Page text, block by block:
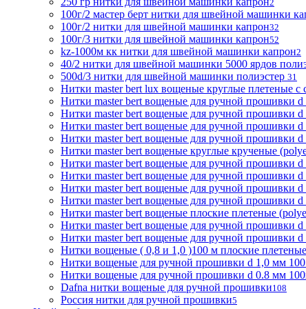
2
100г/2 мастер берт нитки для швейной машинки
100г/2 нитки для швейной машинки капрон32
100г/3 нитки для швейной машинки капрон52
kz-1000м кк нитки для швейной машинки капрон2
40/2 нитки для швейной машинки 5000 ярдов
500d/3 нитки для швейной машинки полиэстер 31
Нитки master bert lux вощеные круглые плетеные
Нитки master bert вощеные для ручной прошивки
Нитки master bert вощеные для ручной прошивки
Нитки master bert вощеные для ручной прошивки
Нитки master bert вощеные для ручной прошивки
Нитки master bert вощеные круглые крученые
Нитки master bert вощеные для ручной прошивки
Нитки master bert вощеные для ручной прошивки
Нитки master bert вощеные для ручной прошивки
Нитки master bert вощеные для ручной прошивки
Нитки master bert вощеные плоские плетеные
Нитки master bert вощеные для ручной прошивки
Нитки master bert вощеные для ручной прошивки
Нитки вощеные ( 0,8 и 1,0 )100 м плоские
Нитки вощеные для ручной прошивки d 1,0 мм 100
Нитки вощеные для ручной прошивки d 0.8 мм
Dafna нитки вощеные для ручной прошивки108
Россия нитки для ручной прошивки5